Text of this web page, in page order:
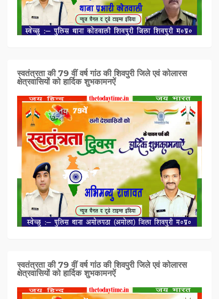
स्वतंत्रता की 79 वीं वर्ष गांठ की शिवपुरी जिले एवं कोलारस
क्षेत्रवासियों को हार्दिक शुभकामनऐं
स्वतंत्रता की 79 वीं वर्ष गांठ की शिवपुरी जिले एवं कोलारस
क्षेत्रवासियों को हार्दिक शुभकामनऐं